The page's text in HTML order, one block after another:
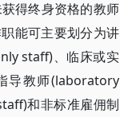
得终身资格的教师
能可主要划分为讲
staff)、临床或实
导教师(laboratory
和非标准雇佣制